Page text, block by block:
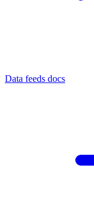
Data feeds docs